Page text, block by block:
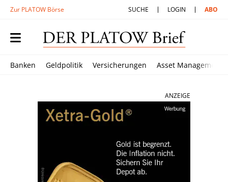
Zur PLATOW Börse SUCHE LOGIN ABO
Banken Geldpolitik Versicherungen Asset Management
ANZEIGE